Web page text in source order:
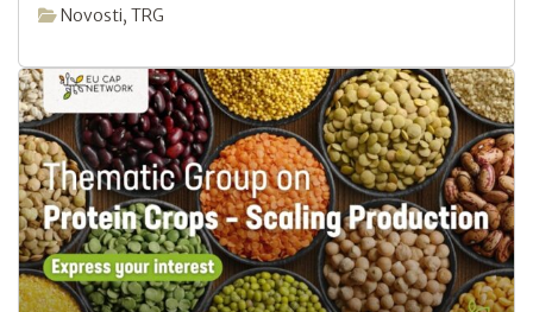
Novosti, TRG